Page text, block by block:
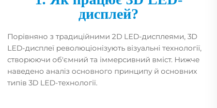
дисплей?
Порівняно з традиційними 2D LED-дисплеями, 3D
LED-дисплеї революціонізують візуальні технології,
створюючи об'ємний та іммерсивний вміст. Нижче
наведено аналіз основного принципу й основних
типів 3D LED-технології.